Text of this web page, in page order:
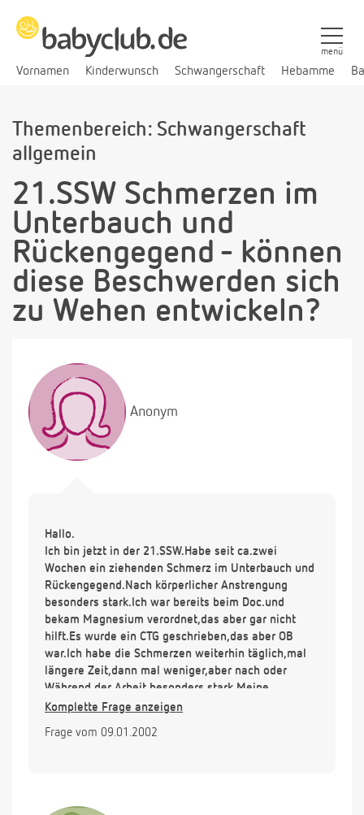
Vornamen Kinderwunsch Schwangerschaft Hebamme
menü
Themenbereich: Schwangerschaft
allgemein
21.SSW Schmerzen im
Unterbauch und
Rückengegend - können
diese Beschwerden sich
zu Wehen entwickeln?
Anonym
Hallo.
Ich bin jetzt in der 21.SSW.Habe seit ca.zwei
Wochen ein ziehenden Schmerz im Unterbauch und
Rückengegend.Nach körperlicher Anstrengung
besonders stark.Ich war bereits beim Doc.und
bekam Magnesium verordnet,das aber gar nicht
hilft.Es wurde ein CTG geschrieben,das aber OB
war.Ich habe die Schmerzen weiterhin täglich,mal
längere Zeit,dann mal weniger,aber nach oder
Während der Arbeit besonders stark.Meine
Kolleginen nehmen auch sehr wenig Rücksicht.Ich
schwer meiner Arbeit wie gewohnt
Frage;kommen diese Schmerzen von der
Komplette Frage anzeigen
Frage vom 09.01.2002